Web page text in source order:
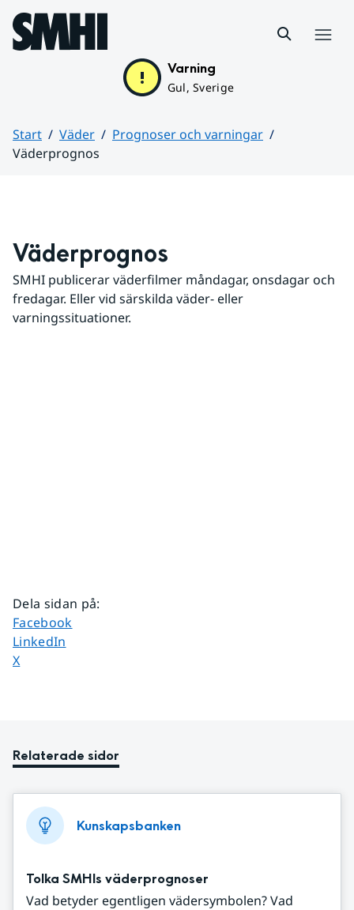
Hoppa till sidans innehåll
Varning
Gul, Sverige
Start Väder
Prognoser och varningar
Väderprognos
Väderprognos
SMHI publicerar väderfilmer måndagar, onsdagar och
fredagar. Eller vid särskilda väder- eller
varningssituationer.
Dela sidan på:
Dela sidan på
Facebook
Dela sidan på
LinkedIn
Dela sidan på
X
Relaterade sidor
Kunskapsbanken
Tolka SMHIs väderprognoser
Vad betyder egentligen vädersymbolen? Vad